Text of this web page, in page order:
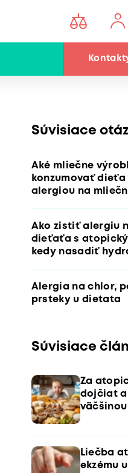
Súvisiace
Aké mliečne
konzumovať
alergiou na
Ako zistiť alergiu
dieťaťa s
kedy nasadiť
Alergia na chlor,
prsteky u dietata
Súvisiace
Za
dojčiat
Liečba
ekzému